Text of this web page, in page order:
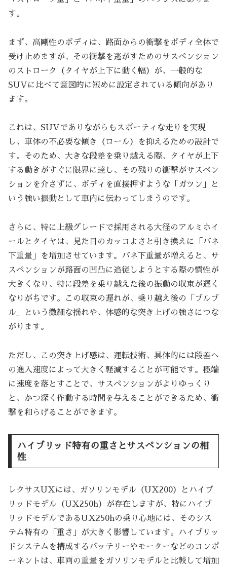
す。
まず、高剛性のボディは、路面からの衝撃をボディ全体で
受け止めますが、その衝撃を逃がすためのサスペンション
のストローク（タイヤが上下に動く幅）が、一般的な
SUVに比べて意図的に短めに設定されている傾向があり
ます。
これは、SUVでありながらもスポーティな走りを実現
し、車体の不必要な傾き（ロール）を抑えるための設計で
す。そのため、大きな段差を乗り越える際、タイヤが上下
する動きがすぐに限界に達し、その残りの衝撃がサスペン
ションを介さずに、ボディを直接押すような「ガツン」と
いう強い振動として車内に伝わってしまうのです。
さらに、特に上級グレードで採用される大径のアルミホイ
ールとタイヤは、見た目のカッコよさと引き換えに「バネ
下重量」を増加させています。バネ下重量が増えると、サ
スペンションが路面の凹凸に追従しようとする際の慣性が
大きくなり、特に段差を乗り越えた後の振動の収束が遅く
なりがちです。この収束の遅れが、乗り越え後の「ブルブ
ル」という微細な揺れや、体感的な突き上げの強さにつな
がります。
ただし、この突き上げ感は、運転技術、具体的には段差へ
の進入速度によって大きく軽減することが可能です。極端
に速度を落とすことで、サスペンションがよりゆっくり
と、かつ深く作動する時間を与えることができるため、衝
撃を和らげることができます。
ハイブリッド特有の重さとサスペンションの相
性
レクサスUXには、ガソリンモデル（UX200）とハイブ
リッドモデル（UX250h）が存在しますが、特にハイブ
リッドモデルであるUX250hの乗り心地には、そのシス
テム特有の「重さ」が大きく影響しています。ハイブリッ
ドシステムを構成するバッテリーやモーターなどのコンポ
ーネントは、車両の重量をガソリンモデルと比較して増加